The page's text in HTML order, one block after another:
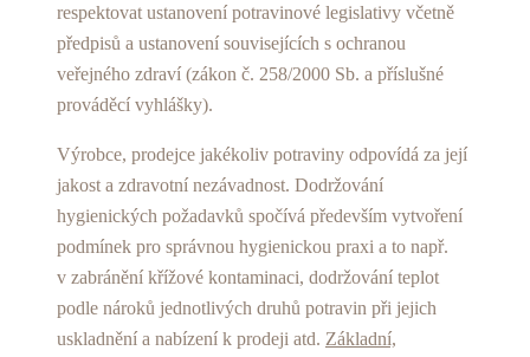
respektovat ustanovení potravinové legislativy včetně
předpisů a ustanovení souvisejících s ochranou
veřejného zdraví (zákon č. 258/2000 Sb. a příslušné
prováděcí vyhlášky).
Výrobce, prodejce jakékoliv potraviny odpovídá za její
jakost a zdravotní nezávadnost. Dodržování
hygienických požadavků spočívá především vytvoření
podmínek pro správnou hygienickou praxi a to např.
v zabránění křížové kontaminaci, dodržování teplot
podle nároků jednotlivých druhů potravin při jejich
uskladnění a nabízení k prodeji atd. Základní,